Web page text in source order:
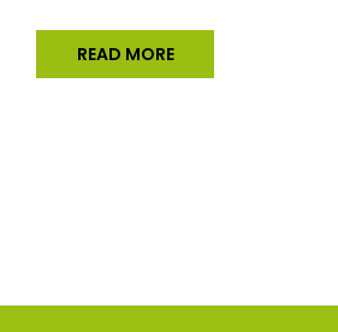
READ MORE